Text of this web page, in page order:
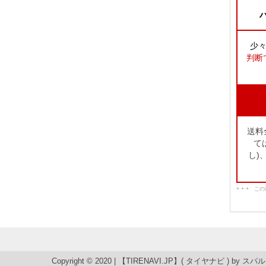
少
判断
送料
て
し)
+ + + この
Copyright © 2020 | 【TIRENAVI.JP】( タイヤナビ ) by スパ